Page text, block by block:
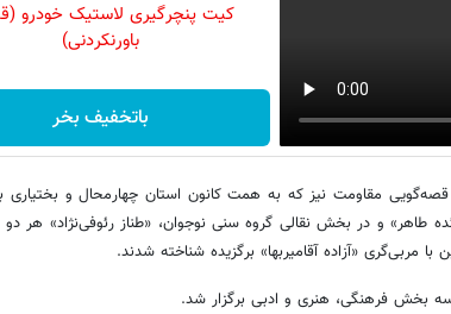
کیت پنچرگیری لاستیک خودرو
باورنکردنی)
باتخفیف بخر
قصه‌گویی مقاومت نیز که به همت کانون استان چهارمحال و بختیاری
طاهر» و در بخش نقالی گروه سنی نوجوان، «طناز رئوفی‌نژاد» هر دو
مربی‌گری «آزاده آقامیربها» برگزیده شناخته شدند.
بخش فرهنگی، هنری و ادبی برگزار شد.